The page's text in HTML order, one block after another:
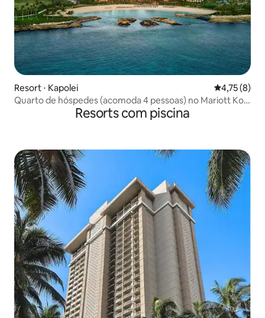
Resort ⋅ Kapolei 4,75 de
4,75 (8)
Quarto de hóspedes (acomoda 4 pessoas) no Mariott Ko
Resorts com piscina